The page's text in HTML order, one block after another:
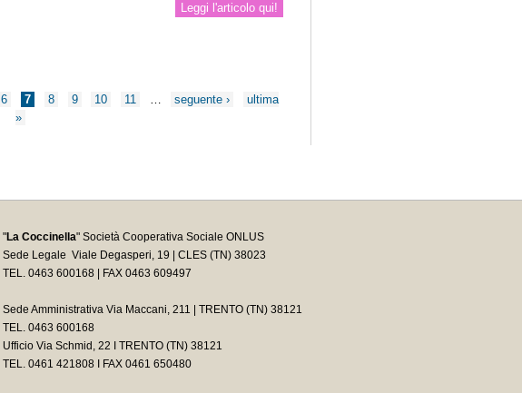
Leggi l'articolo qui!
6 7 8 9 10 11 … seguente ›
ultima
»
"La Coccinella" Società Cooperativa Sociale ONLUS
Sede Legale Viale Degasperi, 19 | CLES (TN) 38023
TEL. 0463 600168 | FAX 0463 609497
Sede Amministrativa Via Maccani, 211 | TRENTO (TN) 38121
TEL. 0463 600168
Ufficio Via Schmid, 22 I TRENTO (TN) 38121
TEL. 0461 421808 I FAX 0461 650480